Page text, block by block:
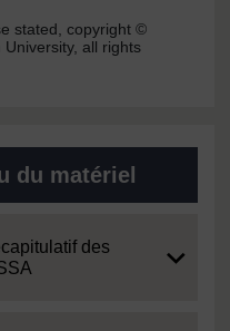
stated, copyright ©
all rights
du matériel
des